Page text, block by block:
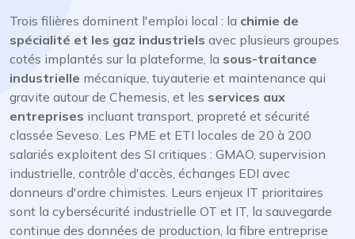
Trois filières dominent l'emploi local : la chimie de
spécialité et les gaz industriels avec plusieurs groupes
cotés implantés sur la plateforme, la sous-traitance
industrielle mécanique, tuyauterie et maintenance qui
gravite autour de Chemesis, et les services aux
entreprises incluant transport, propreté et sécurité
classée Seveso. Les PME et ETI locales de 20 à 200
salariés exploitent des SI critiques : GMAO, supervision
industrielle, contrôle d'accès, échanges EDI avec
donneurs d'ordre chimistes. Leurs enjeux IT prioritaires
sont la cybersécurité industrielle OT et IT, la sauvegarde
continue des données de production, la fibre entreprise